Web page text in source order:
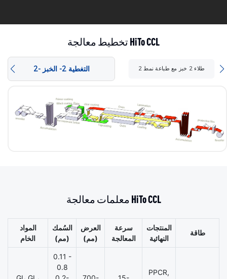
تخطيط معالجة HiTo CCL
2- التغطية 2- الخبز 2 طلاء 2 خبز مع طباعة نمط
معلمات معالجة HiTo CCL
المواد
الخام
السُمك
(مم)
العرض
(مم)
سرعة
المعالجة
المنتجات
النهائية
طاقة
0.11 -
0.8
PPCR,